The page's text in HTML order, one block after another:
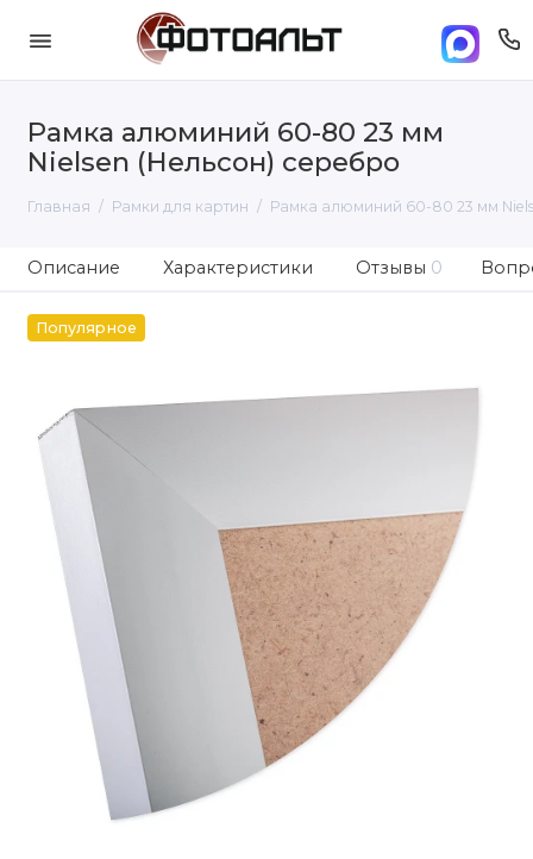
Рамка алюминий 60-80 23 мм
Nielsen (Нельсон) серебро
Главная Рамки для картин Рамка алюминий 60-80 23 мм
Описание Характеристики Отзывы 0
Популярное